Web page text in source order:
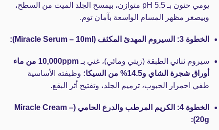
يومي حنون بـ pH 5.5 متوازن، بيمسح الجلد الميت من السطح،
وبيصغر مظهر المسام الواسعة بآمان توم.
الخطوة 3: السيروم المهدئ المكثف (Miracle Serum – 10ml):
سيروم ثنائي الطبقة (زيتي ومائي)، غني بـ
10,000ppm من ماء
أوراق شجرة الشاي و14.5% من السيكا
؛ وظيفته الأساسية
طفي احمرار الحبوب، ترميم الجلد، وتفتيح أثر البقع.
الخطوة 4: الكريم المرطب والدرع الحامي (Miracle Cream –
20g):